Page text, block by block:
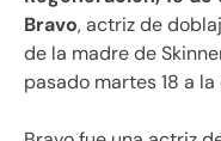
Bravo, actriz de
de la madre de
pasado martes 18 a